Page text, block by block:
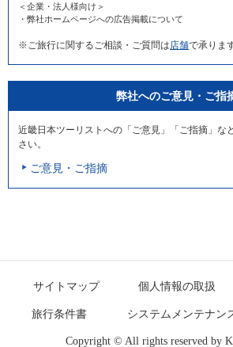
＜企業・法人様向け＞
・弊社ホームページへの広告掲載について
※ご旅行に関するご相談・ご質問は 店舗で承りま
弊社へのご意見・ご指
近畿日本ツーリストへの「ご意見」「ご指摘」な
さい。
ご意見・ご指摘
サイトマップ 個人情報の取扱
旅行条件書 システムメンテナン
Copyright © All rights reserved by